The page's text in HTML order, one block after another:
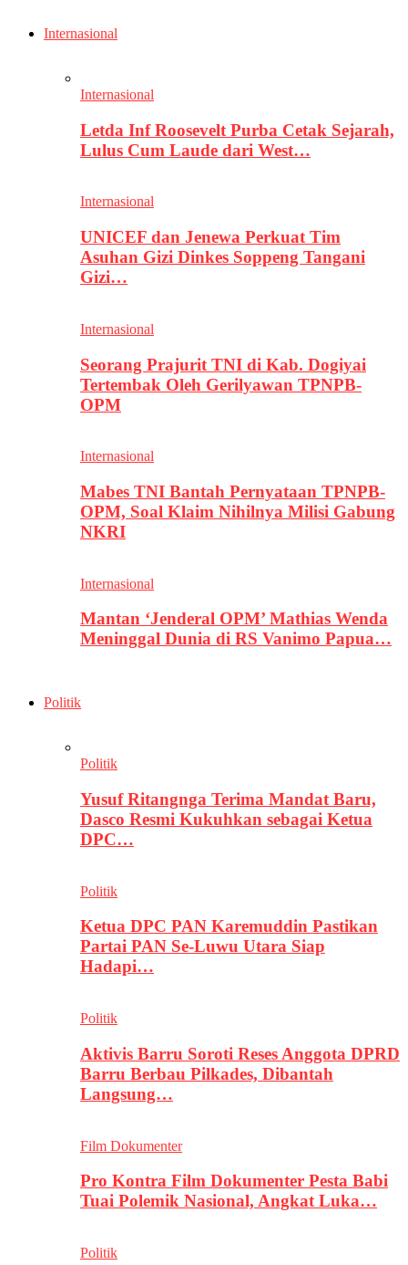
Internasional
Internasional
Letda Inf Roosevelt Purba Cetak Sejarah,
Lulus Cum Laude dari West…
Internasional
UNICEF dan Jenewa Perkuat Tim
Asuhan Gizi Dinkes Soppeng Tangani
Gizi…
Internasional
Seorang Prajurit TNI di Kab. Dogiyai
Tertembak Oleh Gerilyawan TPNPB-
OPM
Internasional
Mabes TNI Bantah Pernyataan TPNPB-
OPM, Soal Klaim Nihilnya Milisi Gabung
NKRI
Internasional
Mantan ‘Jenderal OPM’ Mathias Wenda
Meninggal Dunia di RS Vanimo Papua…
Politik
Politik
Yusuf Ritangnga Terima Mandat Baru,
Dasco Resmi Kukuhkan sebagai Ketua
DPC…
Politik
Ketua DPC PAN Karemuddin Pastikan
Partai PAN Se-Luwu Utara Siap
Hadapi…
Politik
Aktivis Barru Soroti Reses Anggota DPRD
Barru Berbau Pilkades, Dibantah
Langsung…
Film Dokumenter
Pro Kontra Film Dokumenter Pesta Babi
Tuai Polemik Nasional, Angkat Luka…
Politik